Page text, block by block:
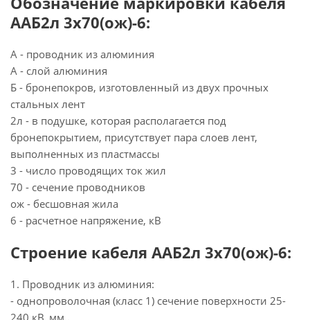
ААБ2л 3х70(ож)-6:
А - проводник из алюминия
А - слой алюминия
Б - бронепокров, изготовленный из двух прочных
стальных лент
2л - в подушке, которая располагается под
бронепокрытием, присутствует пара слоев лент,
выполненных из пластмассы
3 - число проводящих ток жил
70 - сечение проводников
ож - бесшовная жила
6 - расчетное напряжение, кВ
Строение кабеля ААБ2л 3х70(ож)-6:
1. Проводник из алюминия:
- однопроволочная (класс 1) сечение поверхности 25-
240 кВ. мм.,